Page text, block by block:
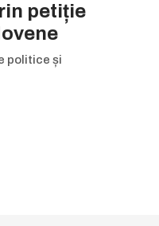
petiție
politice și